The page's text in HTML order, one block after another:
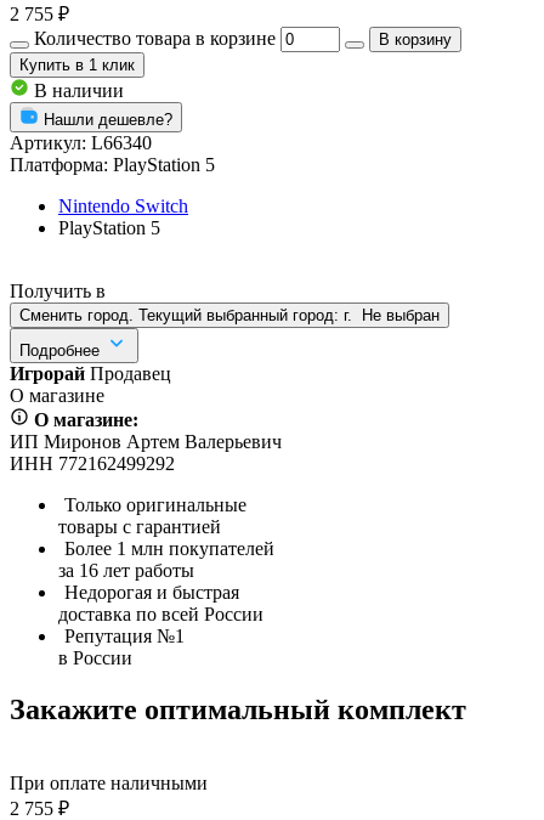
2 755 ₽
Количество товара в корзине
В корзину
Купить в 1 клик
В наличии
Нашли дешевле?
Артикул: L66340
Платформа: PlayStation 5
Nintendo Switch
PlayStation 5
Получить в
Сменить город. Текущий выбранный город: г.
Не выбран
Подробнее
Игрорай Продавец
О магазине
О магазине:
ИП Миронов Артем Валерьевич
ИНН 772162499292
Только оригинальные
товары с гарантией
Более 1 млн покупателей
за 16 лет работы
Недорогая и быстрая
доставка по всей России
Репутация №1
в России
Закажите оптимальный комплект
При оплате наличными
2 755 ₽